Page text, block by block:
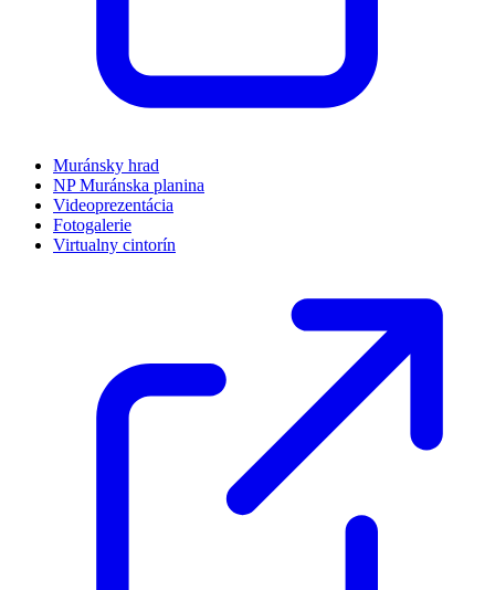
Muránsky hrad
NP Muránska planina
Videoprezentácia
Fotogalerie
Virtualny cintorín